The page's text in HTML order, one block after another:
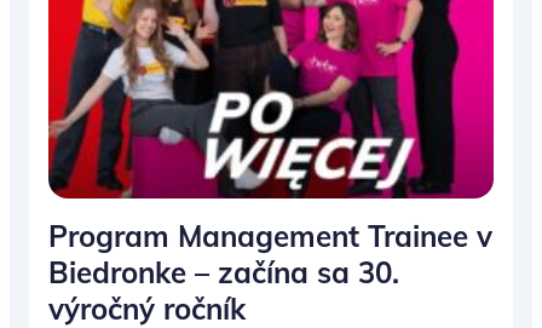
Program Management Trainee v
Biedronke – začína sa 30.
výročný ročník